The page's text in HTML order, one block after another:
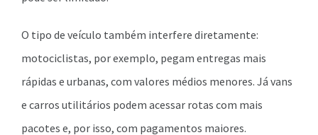
O tipo de veículo também interfere diretamente:
motociclistas, por exemplo, pegam entregas mais
rápidas e urbanas, com valores médios menores. Já vans
e carros utilitários podem acessar rotas com mais
pacotes e, por isso, com pagamentos maiores.